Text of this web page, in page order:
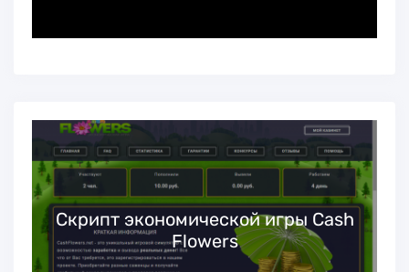
Скрипт экономической игры Cash
Flowers